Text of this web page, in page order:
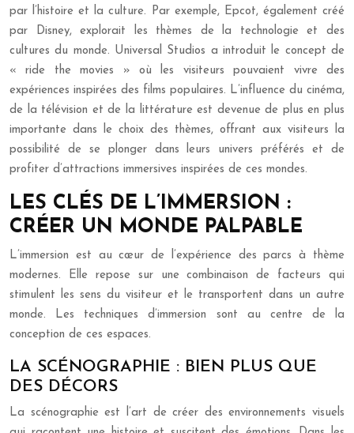
par l’histoire et la culture. Par exemple, Epcot, également créé
par Disney, explorait les thèmes de la technologie et des
cultures du monde. Universal Studios a introduit le concept de
« ride the movies » où les visiteurs pouvaient vivre des
expériences inspirées des films populaires. L’influence du cinéma,
de la télévision et de la littérature est devenue de plus en plus
importante dans le choix des thèmes, offrant aux visiteurs la
possibilité de se plonger dans leurs univers préférés et de
profiter d’attractions immersives inspirées de ces mondes.
LES CLÉS DE L’IMMERSION :
CRÉER UN MONDE PALPABLE
L’immersion est au cœur de l’expérience des parcs à thème
modernes. Elle repose sur une combinaison de facteurs qui
stimulent les sens du visiteur et le transportent dans un autre
monde. Les techniques d’immersion sont au centre de la
conception de ces espaces.
LA SCÉNOGRAPHIE : BIEN PLUS QUE
DES DÉCORS
La scénographie est l’art de créer des environnements visuels